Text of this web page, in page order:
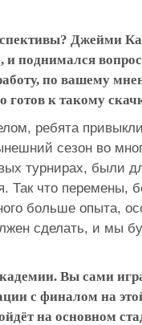
Джейми
поднимался
по вашему
к такому
ребята
сезон во
турнирах, были
Так что перемены,
больше опыта,
сделать, и мы
Вы сами
с финалом на
на основном